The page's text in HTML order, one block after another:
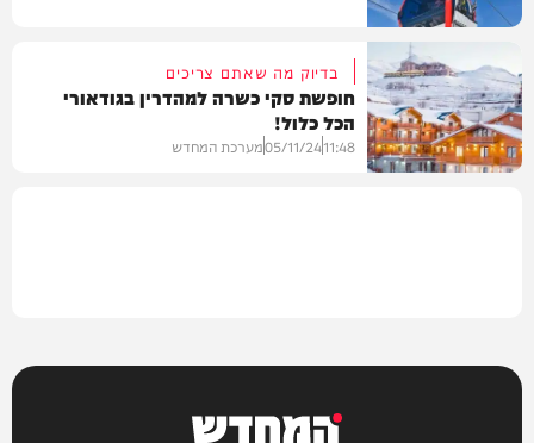
חדשות
בדיוק מה שאתם צריכים
חופשת סקי כשרה למהדרין בגודאורי
הכל כלול!
11:48
05/11/24מערכת המחדש
המחדש